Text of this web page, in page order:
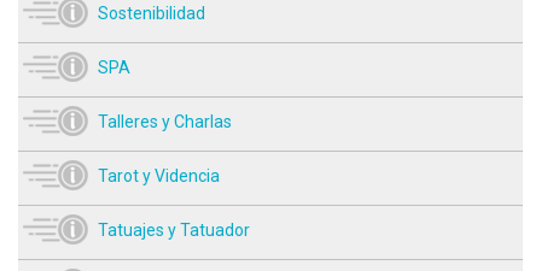
Sostenibilidad
SPA
Talleres y Charlas
Tarot y Videncia
Tatuajes y Tatuador